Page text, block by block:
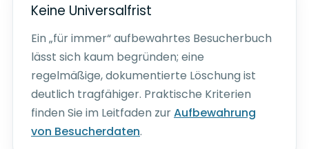
Keine Universalfrist
Ein „für immer“ aufbewahrtes Besucherbuch
lässt sich kaum begründen; eine
regelmäßige, dokumentierte Löschung ist
deutlich tragfähiger. Praktische Kriterien
finden Sie im Leitfaden zurAufbewahrung
von Besucherdaten.